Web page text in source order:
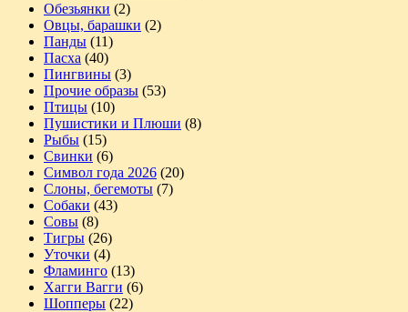
Обезьянки (2)
Овцы, барашки (2)
Панды (11)
Пасха (40)
Пингвины (3)
Прочие образы (53)
Птицы (10)
Пушистики и Плюши (8)
Рыбы (15)
Свинки (6)
Символ года 2026 (20)
Слоны, бегемоты (7)
Собаки (43)
Совы (8)
Тигры (26)
Уточки (4)
Фламинго (13)
Хагги Вагги (6)
Шопперы (22)